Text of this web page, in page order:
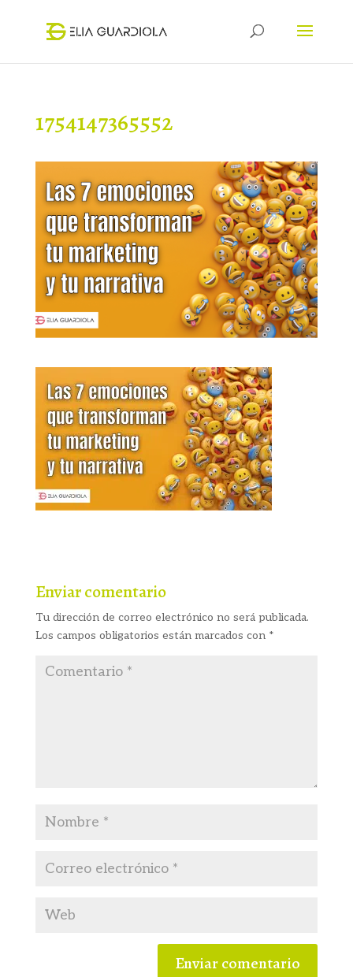
1754147365552
Enviar comentario
Tu dirección de correo electrónico no será publicada.
Los campos obligatorios están marcados con *